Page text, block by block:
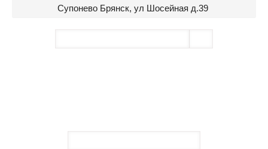
Супонево Брянск, ул Шосейная д.39